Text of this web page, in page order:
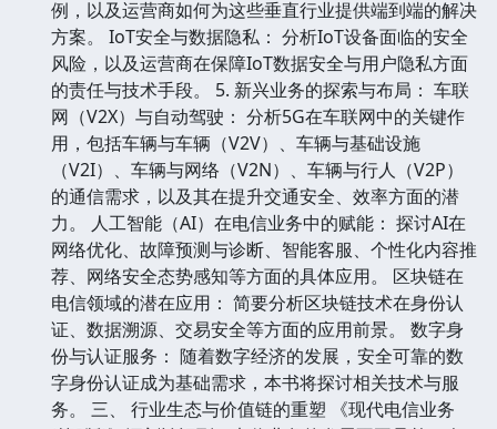
例，以及运营商如何为这些垂直行业提供端到端的解决
方案。 IoT安全与数据隐私： 分析IoT设备面临的安全
风险，以及运营商在保障IoT数据安全与用户隐私方面
的责任与技术手段。 5. 新兴业务的探索与布局： 车联
网（V2X）与自动驾驶： 分析5G在车联网中的关键作
用，包括车辆与车辆（V2V）、车辆与基础设施
（V2I）、车辆与网络（V2N）、车辆与行人（V2P）
的通信需求，以及其在提升交通安全、效率方面的潜
力。 人工智能（AI）在电信业务中的赋能： 探讨AI在
网络优化、故障预测与诊断、智能客服、个性化内容推
荐、网络安全态势感知等方面的具体应用。 区块链在
电信领域的潜在应用： 简要分析区块链技术在身份认
证、数据溯源、交易安全等方面的应用前景。 数字身
份与认证服务： 随着数字经济的发展，安全可靠的数
字身份认证成为基础需求，本书将探讨相关技术与服
务。 三、 行业生态与价值链的重塑 《现代电信业务